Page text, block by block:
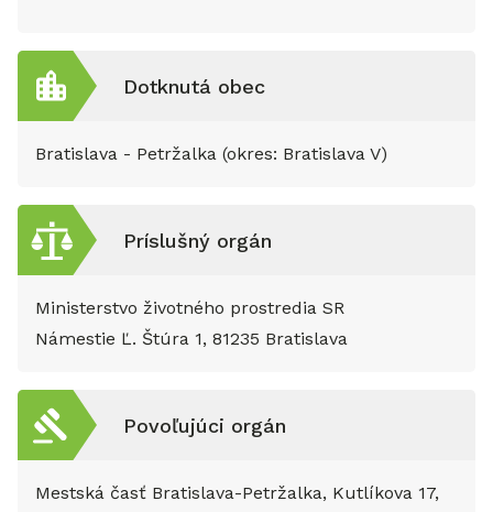
Dotknutá obec
Bratislava - Petržalka (okres: Bratislava V)
Príslušný orgán
Ministerstvo životného prostredia SR
Námestie Ľ. Štúra 1, 81235 Bratislava
Povoľujúci orgán
Mestská časť Bratislava-Petržalka, Kutlíkova 17,